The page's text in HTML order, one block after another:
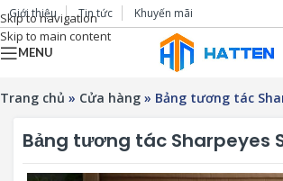
Skip to navigation
Skip to main content
Giới thiệu Tin tức Khuyến mãi
MENU
Trang chủ » Cửa hàng » Bảng tương tác
Bảng tương tác Sharpeyes